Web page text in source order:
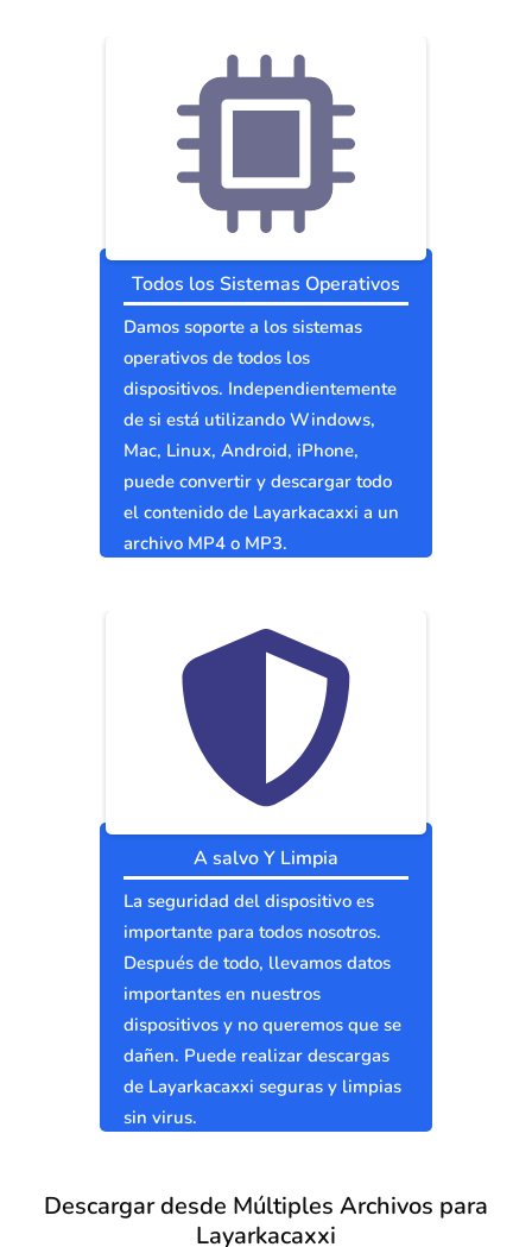
Todos los Sistemas Operativos
Damos soporte a los sistemas
operativos de todos los
dispositivos. Independientemente
de si está utilizando Windows,
Mac, Linux, Android, iPhone,
puede convertir y descargar todo
el contenido de Layarkacaxxi a un
archivo MP4 o MP3.
A salvo Y Limpia
La seguridad del dispositivo es
importante para todos nosotros.
Después de todo, llevamos datos
importantes en nuestros
dispositivos y no queremos que se
dañen. Puede realizar descargas
de Layarkacaxxi seguras y limpias
sin virus.
Descargar desde Múltiples Archivos para
Layarkacaxxi